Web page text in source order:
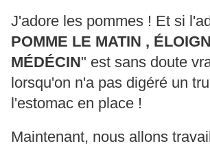
J'adore les pommes ! Et si
POMME LE MATIN ,
MÉDÉCIN" est sans doute
lorsqu'on n'a pas digéré un
l'estomac en place !
Maintenant, nous allons